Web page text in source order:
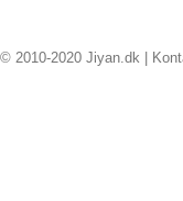
© 2010-2020 Jiyan.dk |